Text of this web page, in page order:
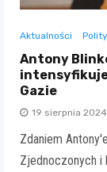
Aktualności
Antony
Gazie
19 sierpnia 2024
Zdaniem
Zjednoczonych i